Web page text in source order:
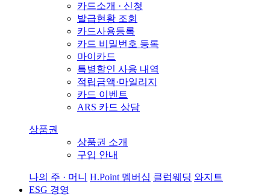
카드소개 · 신청
발급현황 조회
카드사용등록
카드 비밀번호 등록
마이카드
특별할인 사용 내역
적립금액·마일리지
카드 이벤트
ARS 카드 상담
상품권
상품권 소개
구입 안내
나의 주 · 머니 H.Point 멤버십 클럽웨딩 와지트
ESG 경영